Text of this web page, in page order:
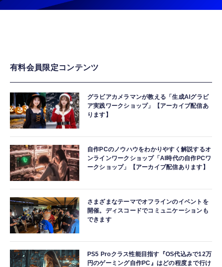
有料会員限定コンテンツ
グラビアカメラマンが教える「生成AIグラビ
ア実践ワークショップ」【アーカイブ配信あ
ります】
自作PCのノウハウをわかりやすく解説するオ
ンラインワークショップ「AI時代の自作PCワ
ークショップ」【アーカイブ配信あります】
さまざまなテーマでオフラインのイベントを
開催。ディスコードでコミュニケーションも
できます
PS5 Proクラス性能目指す『OS代込みで12万
円のゲーミング自作PC』はどの程度まで行け